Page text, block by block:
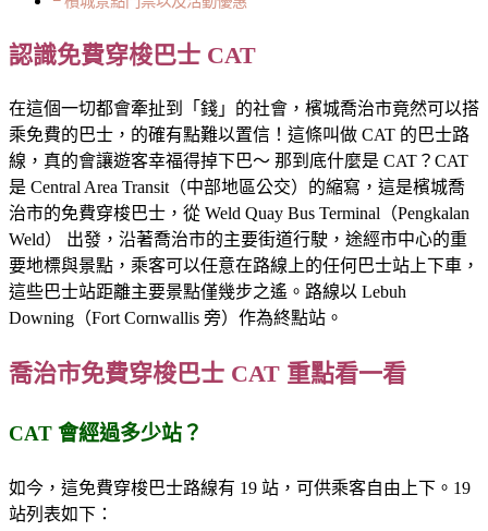
認識免費穿梭巴士 CAT
在這個一切都會牽扯到「錢」的社會，檳城喬治市竟然可以搭
乘免費的巴士，的確有點難以置信！這條叫做 CAT 的巴士路
線，真的會讓遊客幸福得掉下巴～ 那到底什麼是 CAT？CAT
是 Central Area Transit（中部地區公交）的縮寫，這是檳城喬
治市的免費穿梭巴士，從 Weld Quay Bus Terminal（Pengkalan
Weld） 出發，沿著喬治市的主要街道行駛，途經市中心的重
要地標與景點，乘客可以任意在路線上的任何巴士站上下車，
這些巴士站距離主要景點僅幾步之遙。路線以 Lebuh
Downing（Fort Cornwallis 旁）作為終點站。
喬治市免費穿梭巴士 CAT 重點看一看
CAT 會經過多少站？
如今，這免費穿梭巴士路線有 19 站，可供乘客自由上下。19
站列表如下：